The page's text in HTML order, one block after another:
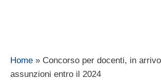
Home » Concorso per docenti, in
assunzioni entro il 2024